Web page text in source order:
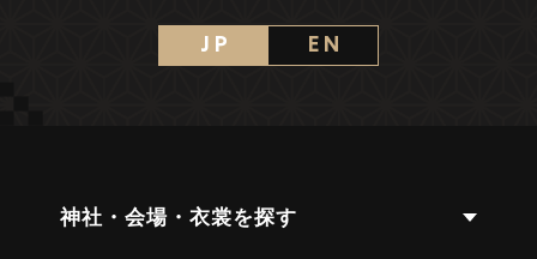
J P E N
神社・会場・衣裳を探す